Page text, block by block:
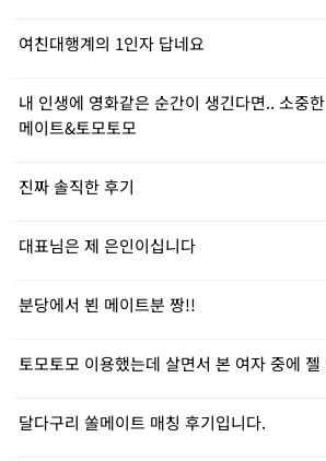
여친대행계의 1인자 답네요
내 인생에 영화같은 순간이 생긴다면.. 소중
메이트&토모토모
진짜 솔직한 후기
대표님은 제 은인이십니다
분당에서 뵌 메이트분 짱!!
토모토모 이용했는데 살면서 본 여자 중에 젤
달다구리 쏠메이트 매칭 후기입니다.